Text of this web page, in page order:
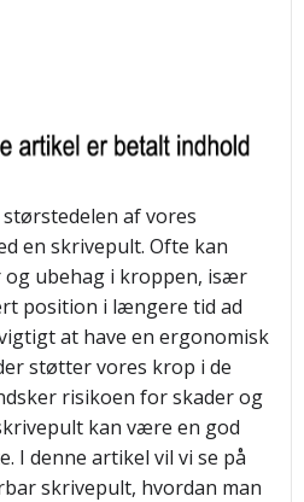
af vores
en skrivepult. Ofte kan
ubehag i kroppen, især
position i længere tid ad
at have en ergonomisk
støtter vores krop i de
risikoen for skader og
kan være en god
I denne artikel vil vi se på
skrivepult, hvordan man